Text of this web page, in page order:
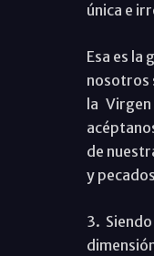
única e
Esa es la
nosotros
la
de
y
3.